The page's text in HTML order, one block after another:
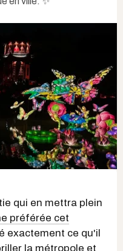
qui en mettra plein
préférée cet
exactement ce qu'il
la métropole et